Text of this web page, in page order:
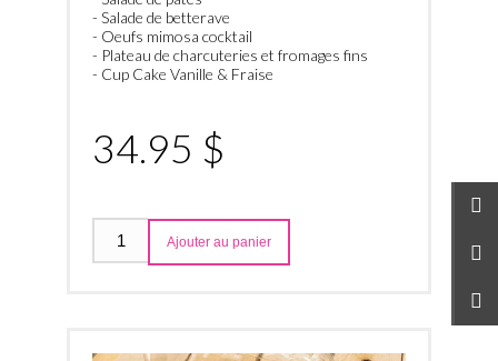
- Salade de betterave
- Oeufs mimosa cocktail
- Plateau de charcuteries et fromages fins
- Cup Cake Vanille & Fraise
34.95 $
Ajouter au panier